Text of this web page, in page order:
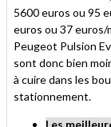
5600 euros ou 95
euros ou 37
Peugeot Pulsion
sont donc bien
à cuire dans les
stationnement.
Les